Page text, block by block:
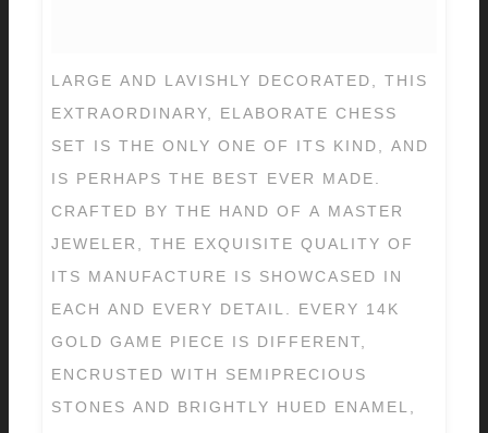
LARGE AND LAVISHLY DECORATED, THIS
EXTRAORDINARY, ELABORATE CHESS
SET IS THE ONLY ONE OF ITS KIND, AND
IS PERHAPS THE BEST EVER MADE.
CRAFTED BY THE HAND OF A MASTER
JEWELER, THE EXQUISITE QUALITY OF
ITS MANUFACTURE IS SHOWCASED IN
EACH AND EVERY DETAIL. EVERY 14K
GOLD GAME PIECE IS DIFFERENT,
ENCRUSTED WITH SEMIPRECIOUS
STONES AND BRIGHTLY HUED ENAMEL,